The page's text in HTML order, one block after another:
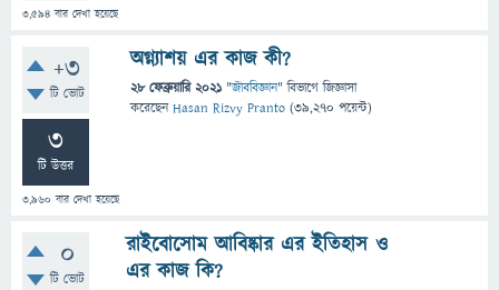
3,594 বার দেখা হয়েছে
+3
টি ভোট
3
টি উত্তর
3,960 বার দেখা হয়েছে
অগ্ন্যাশয় এর কাজ কী?
28 ফেব্রুয়ারি 2021 "জীববিজ্ঞান" বিভাগে জিজ্ঞাসা
করেছেনHasan Rizvy Pranto (39,270 পয়েন্ট)
0
টি ভোট
রাইবোসোম আবিষ্কার এর ইতিহাস ও
এর কাজ কি?